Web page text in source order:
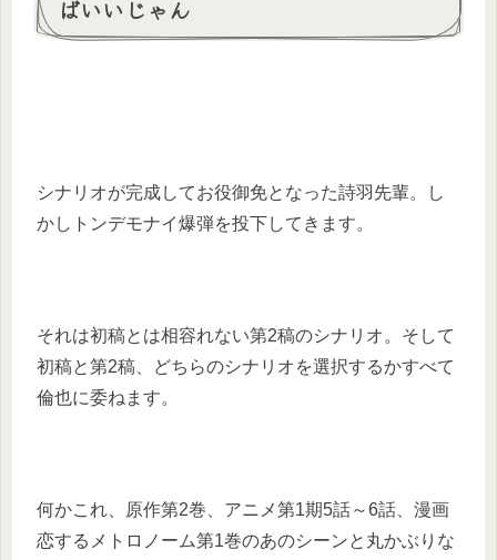
ばいいじゃん
シナリオが完成してお役御免となった詩羽先輩。し
かしトンデモナイ爆弾を投下してきます。
それは初稿とは相容れない第2稿のシナリオ。そして
初稿と第2稿、どちらのシナリオを選択するかすべて
倫也に委ねます。
何かこれ、原作第2巻、アニメ第1期5話～6話、漫画
恋するメトロノーム第1巻のあのシーンと丸かぶりな